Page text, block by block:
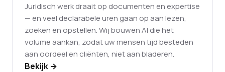
Juridisch werk draait op documenten en expertise
— en veel declarabele uren gaan op aan lezen,
zoeken en opstellen. Wij bouwen AI die het
volume aankan, zodat uw mensen tijd besteden
aan oordeel en cliënten, niet aan bladeren.
Bekijk →